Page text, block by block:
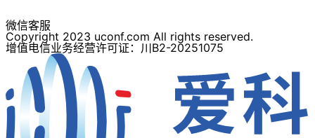
微信客服
Copyright 2023 uconf.com All rights reserved.
增值电信业务经营许可证：川B2-20251075